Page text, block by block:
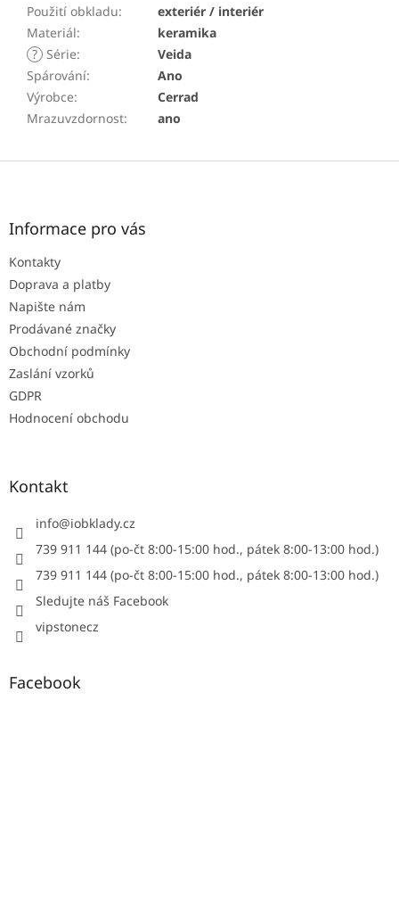
Použití obkladu:
exteriér / interiér
Materiál:
keramika
? Série:
Veida
Spárování:
Ano
Výrobce:
Cerrad
Mrazuvzdornost: ano
Z
Informace pro vás
Kontakty
Doprava a platby
Napište nám
Prodávané značky
Obchodní podmínky
Zaslání vzorků
GDPR
Hodnocení obchodu
Kontakt
info@iobklady.cz
739 911 144 (po-čt 8:00-15:00 hod., pátek 8:00-13:00 hod.)
739 911 144 (po-čt 8:00-15:00 hod., pátek 8:00-13:00 hod.)
Sledujte náš Facebook
vipstonecz
Facebook